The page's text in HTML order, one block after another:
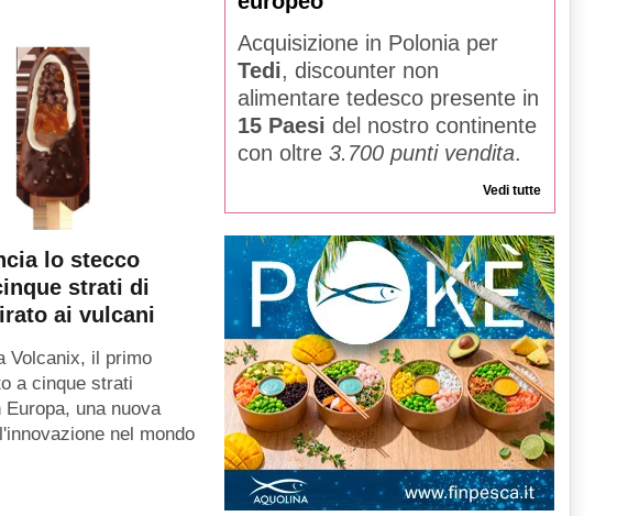
lo stecco
strati di
ai vulcani
Volcanix, il primo
a cinque strati
una nuova
nel mondo
Acquisizione in Polonia per
Tedi, discounter non
alimentare tedesco presente in
15 Paesi del nostro continente
con oltre 3.700 punti vendita.
Vedi tutte